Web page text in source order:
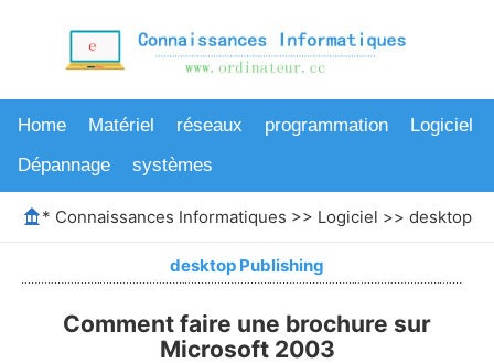
Home Matériel réseaux programmation
Logiciel
Dépannage
systèmes
* Connaissances Informatiques >> Logiciel >> desktop
desktop Publishing
Comment faire une brochure sur
Microsoft 2003